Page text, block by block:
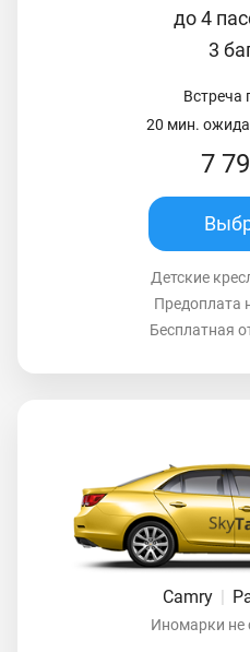
до 4
3
Встреча
20 мин.
7
Детские
Предоплата
Бесплатная
Camry
Иномарки не